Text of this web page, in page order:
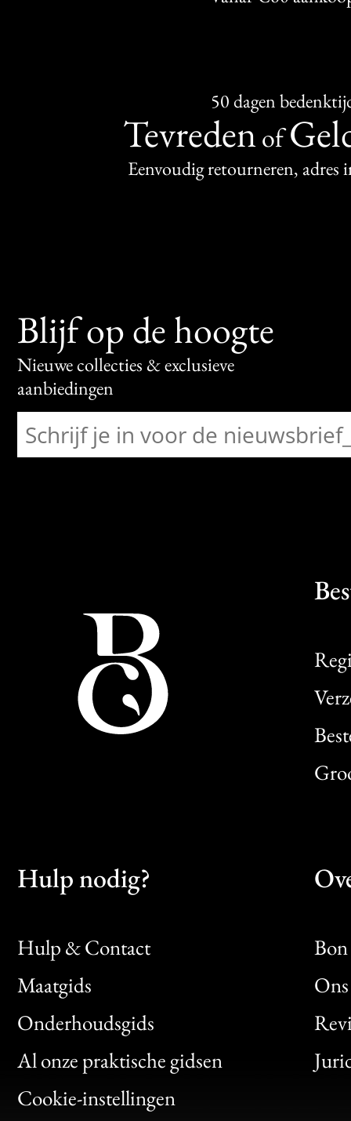
50 dagen
Tevredenof
Eenvoudig retourneren, adres
Blijf op de hoogte
Nieuwe collecties & exclusieve
aanbiedingen
Hulp nodig?
Hulp & Contact
Maatgids
Onderhoudsgids
Al onze praktische gidsen
Cookie-instellingen
Bon
Clic